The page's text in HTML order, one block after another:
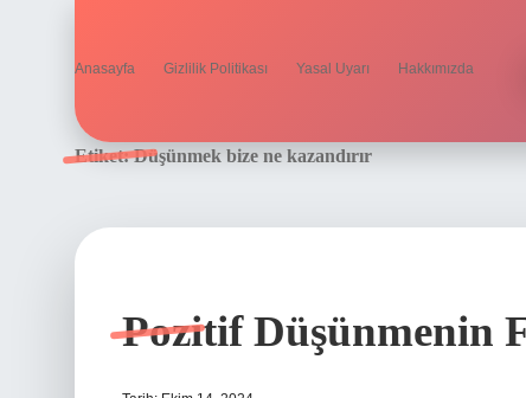
Anasayfa Gizlilik Politikası Yasal Uyarı Hakkımızda
Etiket:Düşünmek bize ne kazandırır
Pozitif Düşünmenin